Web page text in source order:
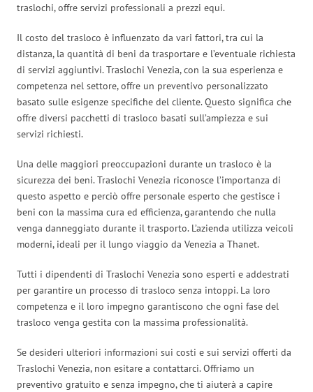
traslochi, offre servizi professionali a prezzi equi.
Il costo del trasloco è influenzato da vari fattori, tra cui la
distanza, la quantità di beni da trasportare e l’eventuale richiesta
di servizi aggiuntivi. Traslochi Venezia, con la sua esperienza e
competenza nel settore, offre un preventivo personalizzato
basato sulle esigenze specifiche del cliente. Questo significa che
offre diversi pacchetti di trasloco basati sull’ampiezza e sui
servizi richiesti.
Una delle maggiori preoccupazioni durante un trasloco è la
sicurezza dei beni. Traslochi Venezia riconosce l’importanza di
questo aspetto e perciò offre personale esperto che gestisce i
beni con la massima cura ed efficienza, garantendo che nulla
venga danneggiato durante il trasporto. L’azienda utilizza veicoli
moderni, ideali per il lungo viaggio da Venezia a Thanet.
Tutti i dipendenti di Traslochi Venezia sono esperti e addestrati
per garantire un processo di trasloco senza intoppi. La loro
competenza e il loro impegno garantiscono che ogni fase del
trasloco venga gestita con la massima professionalità.
Se desideri ulteriori informazioni sui costi e sui servizi offerti da
Traslochi Venezia, non esitare a contattarci. Offriamo un
preventivo gratuito e senza impegno, che ti aiuterà a capire